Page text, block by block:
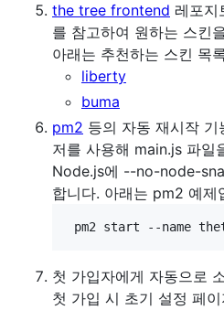
the tree frontend 레포지
를 참고하여 원하는 스킨
아래는 추천하는 스킨 목
liberty
buma
pm2 등의 자동 재시작
저를 사용해 main.js 파일
Node.js에 --no-node-
합니다. 아래는 pm2 예제
pm2 start --name
첫 가입자에게 자동으로
첫 가입 시 초기 설정 페